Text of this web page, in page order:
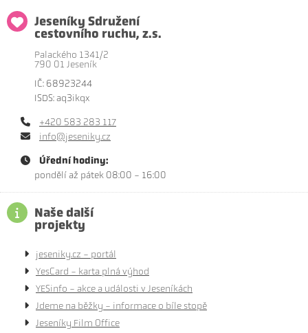
Jeseníky Sdružení
cestovního ruchu, z.s.
Palackého 1341/2
790 01 Jeseník
IČ: 68923244
ISDS: aq3ikqx
+420 583 283 117
info@jeseniky.cz
Úřední hodiny:
pondělí až pátek 08:00 - 16:00
Naše další
projekty
jeseniky.cz - portál
YesCard - karta plná výhod
YESinfo - akce a události v Jeseníkách
Jdeme na běžky - informace o bíle stopě
Jeseníky Film Office